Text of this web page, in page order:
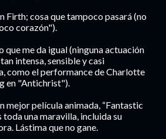
Firth; cosa que tampoco pasará (no
corazón").
que me da igual (ninguna actuación
intensa, sensible y casi
como el performance de Charlotte
en "Antichrist").
mejor película animada, “Fantastic
toda una maravilla, incluida su
Lástima que no gane.